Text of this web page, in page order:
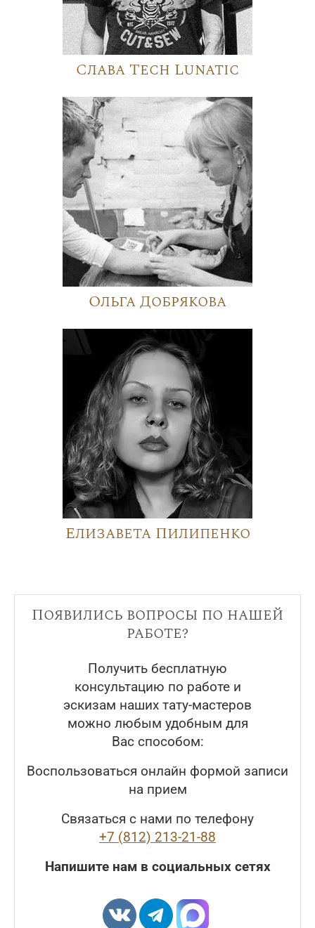
Слава Tech Lunatic
Ольга Добрякова
Елизавета Пилипенко
Появились вопросы по нашей
работе?
Получить бесплатную
консультацию по работе и
эскизам наших тату-мастеров
можно любым удобным для
Вас способом:
Воспользоваться онлайн формой записи
на прием
Связаться с нами по телефону
+7 (812) 213-21-88
Напишите нам в социальных сетях